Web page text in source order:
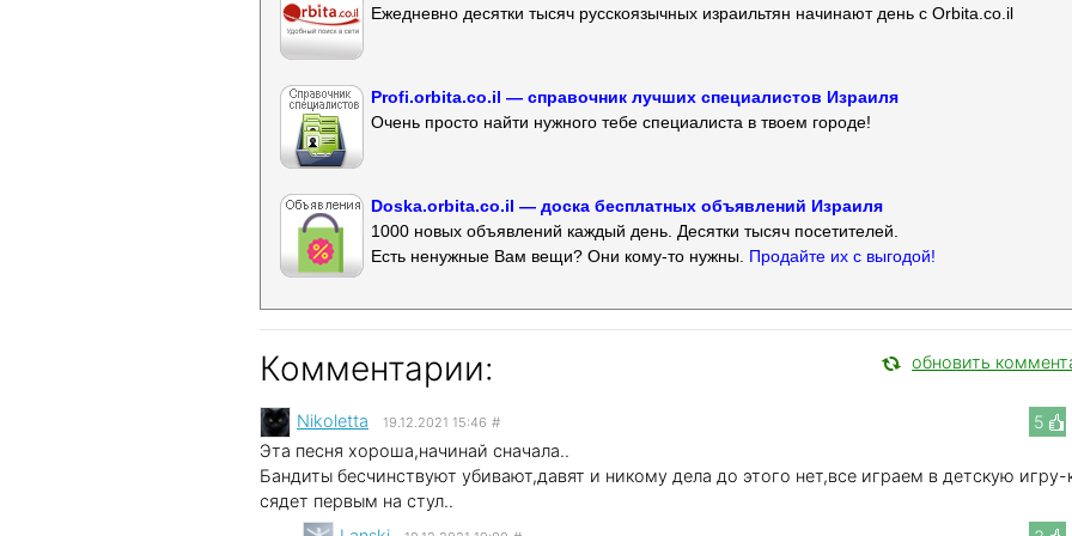
Ежедневно десятки тысяч русскоязычных израильтян начинают день с Orbita.co.il
Profi.orbita.co.il — справочник лучших специалистов Израиля
Очень просто найти нужного тебе специалиста в твоем городе!
Doska.orbita.co.il — доска бесплатных объявлений Израиля
1000 новых объявлений каждый день. Десятки тысяч посетителей.
Есть ненужные Вам вещи? Они кому-то нужны. Продайте их с выгодой!
Комментарии: обновить
5
Nikoletta 19.12.2021 15:46 #
Эта песня хороша,начинай сначала..
Бандиты бесчинствуют убивают,давят и никому дела до этого нет,все играем в детскую игру-
сядет первым на стул..